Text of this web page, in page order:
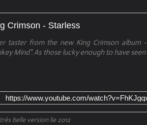
Crimson - Starless
taster from the new King Crimson album
Mind". As those lucky enough to have
https://www.youtube.com/
très belle version lie 2012